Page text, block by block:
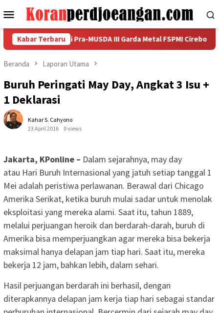
ke
Menu
Mobile
Kabar Terbaru
di Pra-MUSDA III Garda Metal FSPMI Cirebon Raya
Beranda Laporan Utama
Buruh Peringati May Day, Angkat 3 Isu +
1 Deklarasi
Kahar S. Cahyono
23 April 2016
0 views
Jakarta, KPonline – Dalam sejarahnya, may day
atau Hari Buruh Internasional yang jatuh setiap tanggal 1
Mei adalah peristiwa perlawanan. Berawal dari Chicago
Amerika Serikat, ketika buruh mulai sadar untuk menolak
eksploitasi yang mereka alami. Saat itu, tahun 1889,
melalui perjuangan heroik dan berdarah-darah, buruh di
Amerika bisa memperjuangkan agar mereka bisa bekerja
maksimal hanya delapan jam tiap hari. Saat itu, mereka
bekerja 12 jam, bahkan lebih, dalam sehari.
Hasil perjuangan berdarah ini berhasil, dengan
diterapkannya delapan jam kerja tiap hari sebagai standar